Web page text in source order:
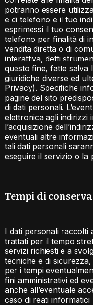
potranno essere
e di telefono e il tuo
esprimessi il tuo
telefono per finalità di
vendita diretta o di
interattiva, detti
questo fine, fatte salva
giuridiche diverse ed
Privacy). Specifiche
pagine del sito
di dati personali.
elettronica agli indirizzi
l’acquisizione
eventuali altre
tali dati personali
eseguire il servizio o la
Tempi di
I dati personali raccolti
trattati per il tempo
servizi richiesti e a
tecniche e di
per i tempi
fini amministrativi ed
anche all’eventuale
caso di reati informatici